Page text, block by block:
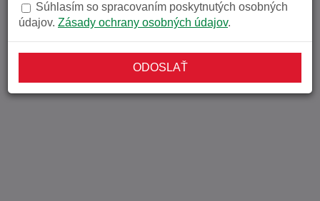
Od 01.07. - 31.08. 2026 zmena
otváracích hodín predajne.
PREDAJ VOZIDIEL Po - Pia 8:00 - 16:30
Súhlasím so spracovaním poskytnutých osobných
údajov. Zásady ochrany osobných údajov.
ODOSLAŤ